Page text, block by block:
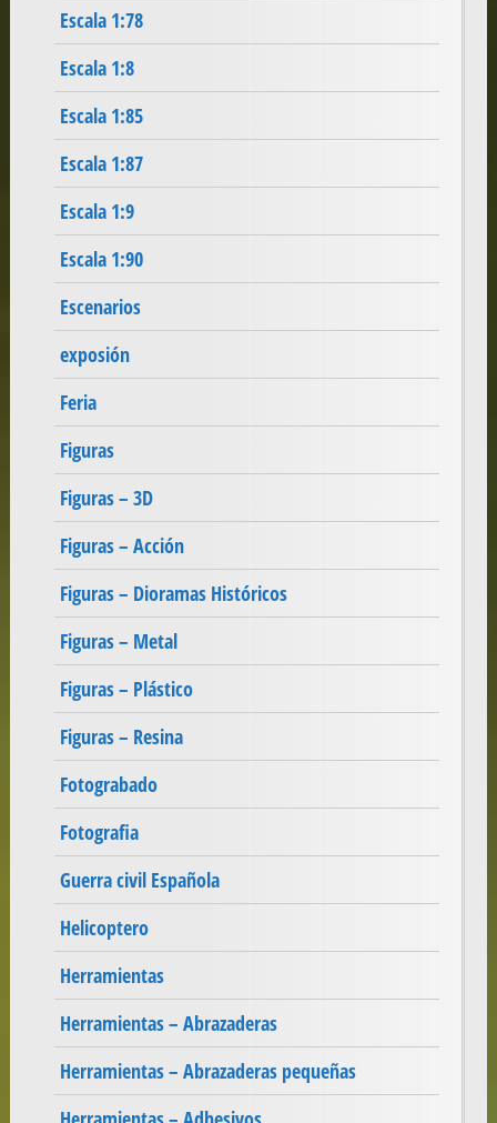
Escala 1:78
Escala 1:8
Escala 1:85
Escala 1:87
Escala 1:9
Escala 1:90
Escenarios
exposión
Feria
Figuras
Figuras – 3D
Figuras – Acción
Figuras – Dioramas Históricos
Figuras – Metal
Figuras – Plástico
Figuras – Resina
Fotograbado
Fotografia
Guerra civil Española
Helicoptero
Herramientas
Herramientas – Abrazaderas
Herramientas – Abrazaderas pequeñas